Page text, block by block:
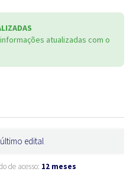
atualizadas com o
edital
de acesso: 12 meses